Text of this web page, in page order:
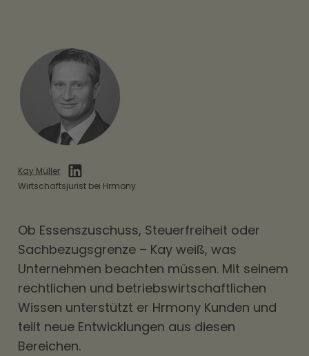
Kay Müller
Wirtschaftsjurist bei Hrmony
Ob Essenszuschuss, Steuerfreiheit oder
Sachbezugsgrenze – Kay weiß, was
Unternehmen beachten müssen. Mit seinem
rechtlichen und betriebswirtschaftlichen
Wissen unterstützt er Hrmony Kunden und
teilt neue Entwicklungen aus diesen
Bereichen.